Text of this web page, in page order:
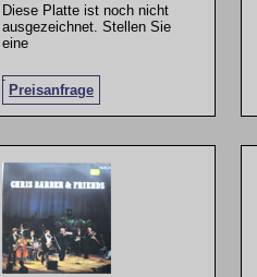
Diese Platte ist noch nicht
ausgezeichnet. Stellen Sie
eine
Preisanfrage
.